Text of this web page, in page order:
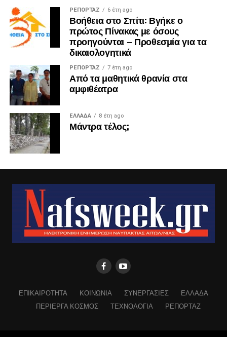
ΡΕΠΟΡΤΑΖ 6 έτη ago
Βοήθεια στο Σπίτι: Βγήκε ο
πρώτος Πίνακας με όσους
προηγούνται – Προθεσμία για τα
δικαιολογητικά
ΡΕΠΟΡΤΑΖ 7 έτη ago
Από τα μαθητικά θρανία στα
αμφιθέατρα
ΕΛΛΑΔΑ 8 έτη ago
Μάντρα τέλος;
ΕΠΙΚΑΙΡΟΤΗΤΑ ΚΟΙΝΩΝΙΑ ΣΥΝΕΡΓΑΣΙΕΣ
ΕΛΛΑΔΑ
ΠΕΡΙΕΡΓΑ ΚΟΣΜΟΣ
ΤΕΧΝΟΛΟΓΙΑ ΡΕΠΟΡΤΑΖ